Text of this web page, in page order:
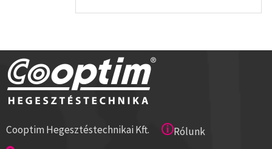
Cooptim Hegesztéstechnikai Kft. Rólunk